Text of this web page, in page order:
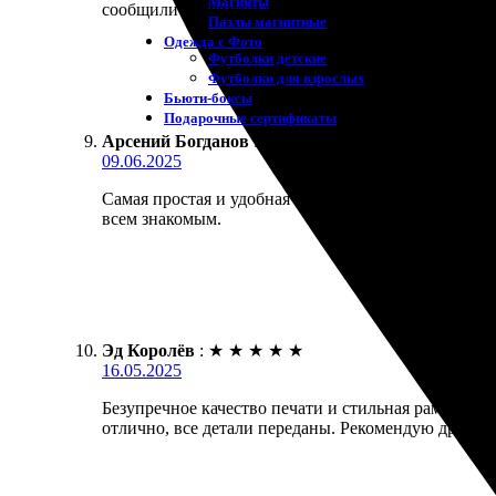
Пазлы магнитные
Одежда с Фото
Футболки детские
Футболки для взрослых
Бьюти-боксы
Подарочные сертификаты
сообщили о времени выполнения. Получил
Арсений Богданов :
09.06.2025
Самая простая и удобная печать фото. Выбор
всем знакомым.
Эд Королёв : ★ ★ ★ ★ ★
16.05.2025
Безупречное качество печати и стильная рамка.
отлично, все детали переданы. Рекомендую